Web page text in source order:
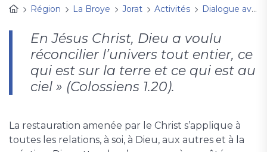
Région
La Broye Jorat Activités Dialogue avec les Humains et la Terre
En Jésus Christ, Dieu a voulu
réconcilier l’univers tout entier, ce
qui est sur la terre et ce qui est au
ciel » (Colossiens 1.20).
La restauration amenée par le Christ s’applique à
toutes les relations, à soi, à Dieu, aux autres et à la